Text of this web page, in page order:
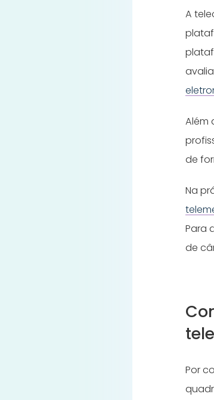
A
Além
de
Na
Para
de
Por